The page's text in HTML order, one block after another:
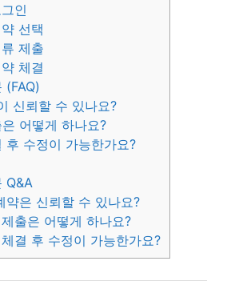
인
선택
제출
체결
(FAQ)
신뢰할 수 있나요?
어떻게 하나요?
후 수정이 가능한가요?
Q&A
약은 신뢰할 수 있나요?
출은 어떻게 하나요?
결 후 수정이 가능한가요?